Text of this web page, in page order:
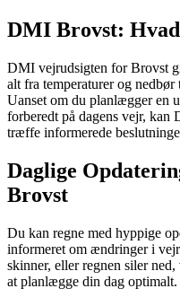
DMI Brovst:
DMI vejrudsigten for Brovst
alt fra temperaturer og
Uanset om du planlægger en
forberedt på dagens vejr,
træffe informerede
Daglige
Brovst
Du kan regne med hyppige
informeret om ændringer i
skinner, eller regnen siler
at planlægge din dag optimalt.